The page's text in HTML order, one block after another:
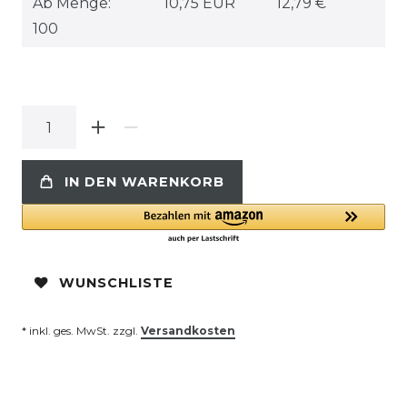
100
IN DEN WARENKORB
WUNSCHLISTE
* inkl. ges. MwSt. zzgl. Versandkosten